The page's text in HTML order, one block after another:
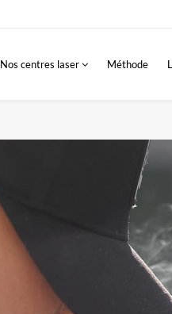
Nos centres laser Méthode